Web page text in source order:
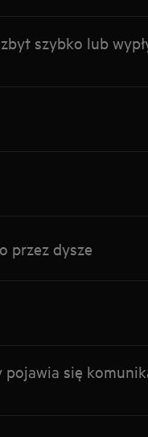
szybko lub
przez dysze
się